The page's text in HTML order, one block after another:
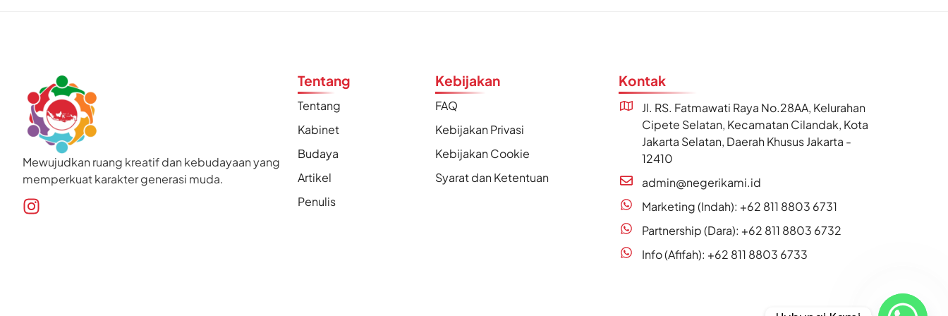
Mewujudkan ruang kreatif dan kebudayaan yang
memperkuat karakter generasi muda.
Tentang
Tentang
Kabinet
Budaya
Artikel
Penulis
Kebijakan
FAQ
Kebijakan Privasi
Kebijakan Cookie
Syarat dan Ketentuan
Kontak
Jl. RS. Fatmawati Raya No.28AA, Kelurahan
Cipete Selatan, Kecamatan Cilandak, Kota
Jakarta Selatan, Daerah Khusus Jakarta -
12410
admin@negerikami.id
Marketing (Indah): +62 811 8803 6731
Partnership (Dara): +62 811 8803 6732
Info (Afifah): +62 811 8803 6733